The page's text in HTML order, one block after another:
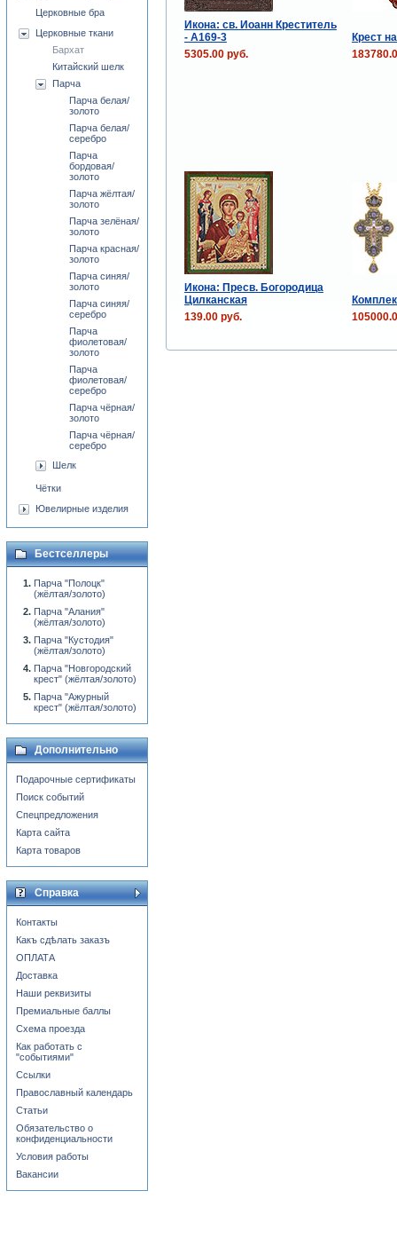
Икона: св. Иоанн Креститель
- A169-3
Крест
5305.00 руб.
Икона: Пресв. Богородица
Цилканская
139.00 руб.
Церковные бра
Церковные ткани
Бархат
Китайский шелк
Парча
Парча белая/
золото
Парча белая/
серебро
Парча
бордовая/
золото
Парча жёлтая/
золото
Парча зелёная/
золото
Парча красная/
золото
Парча синяя/
золото
Парча синяя/
серебро
Парча
фиолетовая/
золото
Парча
фиолетовая/
серебро
Парча чёрная/
золото
Парча чёрная/
серебро
Шелк
Чётки
Ювелирные изделия
Бестселлеры
Парча "Полоцк"
(жёлтая/золото)
Парча "Алания"
(жёлтая/золото)
Парча "Кустодия"
(жёлтая/золото)
Парча "Новгородский
крест" (жёлтая/золото)
Парча "Ажурный
крест" (жёлтая/золото)
Дополнительно
Подарочные сертификаты
Поиск событий
Спецпредложения
Карта сайта
Карта товаров
Справка
Контакты
Какъ сдѣлать заказъ
ОПЛАТА
Доставка
Наши реквизиты
Премиальные баллы
Схема проезда
Как работать с
"событиями"
Ссылки
Православный календарь
Статьи
Обязательство о
конфиденциальности
Условия работы
Вакансии